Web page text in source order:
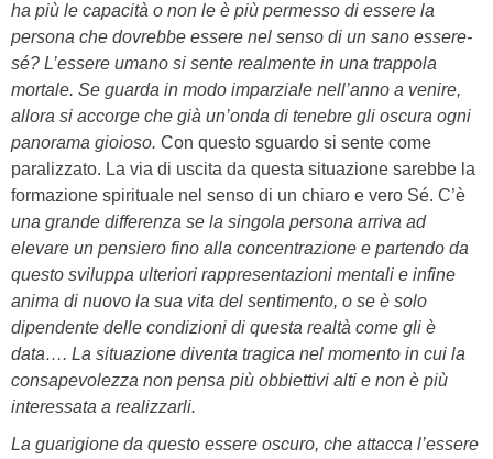
ha più le capacità o non le è più permesso di essere la
persona che dovrebbe essere nel senso di un sano essere-
sé? L’essere umano si sente realmente in una trappola
mortale. Se guarda in modo imparziale nell’anno a venire,
allora si accorge che già un’onda di tenebre gli oscura ogni
panorama gioioso. Con questo sguardo si sente come
paralizzato. La via di uscita da questa situazione sarebbe la
formazione spirituale nel senso di un chiaro e vero Sé. C’è
una grande differenza se la singola persona arriva ad
elevare un pensiero fino alla concentrazione e partendo da
questo sviluppa ulteriori rappresentazioni mentali e infine
anima di nuovo la sua vita del sentimento, o se è solo
dipendente delle condizioni di questa realtà come gli è
data…. La situazione diventa tragica nel momento in cui la
consapevolezza non pensa più obbiettivi alti e non è più
interessata a realizzarli.
La guarigione da questo essere oscuro, che attacca l’essere